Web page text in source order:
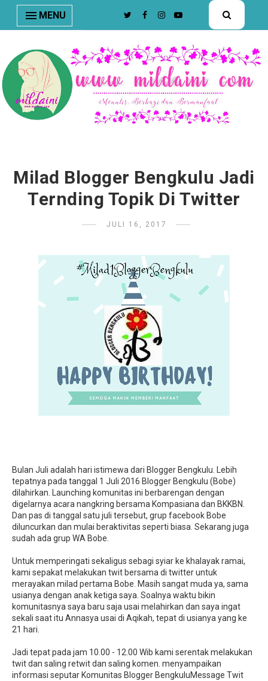
nav#menunav { border-bottom: 1px solid #e8e8e8; }
MENU
Milad Blogger Bengkulu Jadi
Ternding Topik Di Twitter
JULI 16, 2017
Bulan Juli adalah hari istimewa dari Blogger Bengkulu. Lebih
tepatnya pada tanggal 1 Juli 2016 Blogger Bengkulu (Bobe)
dilahirkan. Launching komunitas ini berbarengan dengan
digelarnya acara nangkring bersama Kompasiana dan BKKBN.
Dan pas di tanggal satu juli tersebut, grup facebook Bobe
diluncurkan dan mulai beraktivitas seperti biasa. Sekarang juga
sudah ada grup WA Bobe.
Untuk memperingati sekaligus sebagi syiar ke khalayak ramai,
kami sepakat melakukan twit bersama di twitter untuk
merayakan milad pertama Bobe. Masih sangat muda ya, sama
usianya dengan anak ketiga saya. Soalnya waktu bikin
komunitasnya saya baru saja usai melahirkan dan saya ingat
sekali saat itu Annasya usai di Aqikah, tepat di usianya yang ke
21 hari.
Jadi tepat pada jam 10.00 - 12.00 Wib kami serentak melakukan
twit dan saling retwit dan saling komen. menyampaikan
informasi seputar Komunitas Blogger BengkuluMessage Twit